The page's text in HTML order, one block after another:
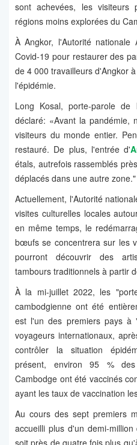
sont achevées, les
régions moins explorées du
À Angkor, l'Autorité
Covid-19 pour restaurer des
de 4 000 travailleurs d'Angkor
l'épidémie.
Long Kosal, porte-parole de
déclaré: «Avant la pandémie,
visiteurs du monde entier.
restauré. De plus, l'entrée d'
étals, autrefois rassemblés
déplacés dans une autre zone."
Actuellement, l'Autorité
visites culturelles locales
en même temps, le
bœufs se concentrera sur les
pourront découvrir des
tambours traditionnels à partir
À la mi-juillet 2022, les
cambodgienne ont été
est l'un des premiers pays à
voyageurs internationaux,
contrôler la situation
présent, environ 95 %
Cambodge ont été vaccinés
ayant les taux de vaccination
Au cours des sept premiers
accueilli plus d'un demi-